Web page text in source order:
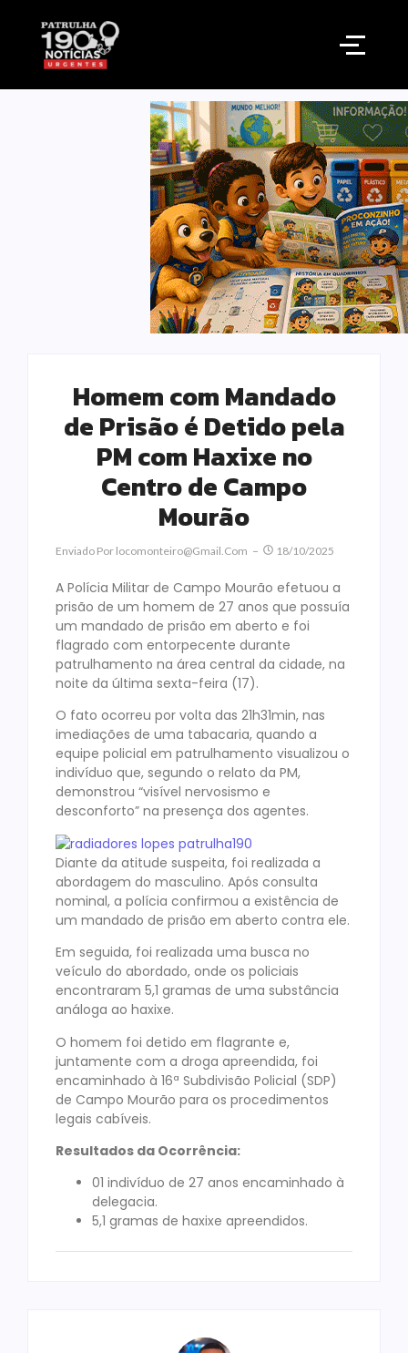
Homem com Mandado
de Prisão é Detido pela
PM com Haxixe no
Centro de Campo
Mourão
Enviado Por Locomonteiro@gmail.com 18/10/2025
A Polícia Militar de Campo Mourão efetuou a
prisão de um homem de 27 anos que possuía
um mandado de prisão em aberto e foi
flagrado com entorpecente durante
patrulhamento na área central da cidade, na
noite da última sexta-feira (17).
O fato ocorreu por volta das 21h31min, nas
imediações de uma tabacaria, quando a
equipe policial em patrulhamento visualizou o
indivíduo que, segundo o relato da PM,
demonstrou “visível nervosismo e
desconforto” na presença dos agentes.
Diante da atitude suspeita, foi realizada a
abordagem do masculino. Após consulta
nominal, a polícia confirmou a existência de
um mandado de prisão em aberto contra ele.
Em seguida, foi realizada uma busca no
veículo do abordado, onde os policiais
encontraram 5,1 gramas de uma substância
análoga ao haxixe.
O homem foi detido em flagrante e,
juntamente com a droga apreendida, foi
encaminhado à 16ª Subdivisão Policial (SDP)
de Campo Mourão para os procedimentos
legais cabíveis.
Resultados da Ocorrência:
01 indivíduo de 27 anos encaminhado à
delegacia.
5,1 gramas de haxixe apreendidos.